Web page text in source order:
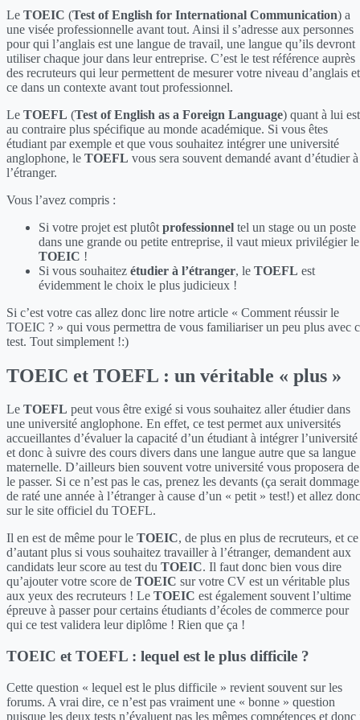
Le TOEIC (Test of English for International Communication) a
une visée professionnelle avant tout. Ainsi il s’adresse aux personnes
pour qui l’anglais est une langue de travail, une langue qu’ils devront
utiliser chaque jour dans leur entreprise. C’est le test référence auprès
des recruteurs qui leur permettent de mesurer votre niveau d’anglais et
ce dans un contexte avant tout professionnel.
Le TOEFL (Test of English as a Foreign Language) quant à lui est
au contraire plus spécifique au monde académique. Si vous êtes
étudiant par exemple et que vous souhaitez intégrer une université
anglophone, le TOEFL vous sera souvent demandé avant d’étudier à
l’étranger.
Vous l’avez compris :
Si votre projet est plutôt professionnel tel un stage ou un poste
dans une grande ou petite entreprise, il vaut mieux privilégier le
TOEIC !
Si vous souhaitez étudier à l’étranger, le TOEFL est
évidemment le choix le plus judicieux !
Si c’est votre cas allez donc lire notre article « Comment réussir le
TOEIC ? » qui vous permettra de vous familiariser un peu plus avec
test. Tout simplement !:)
TOEIC et TOEFL : un véritable « plus »
Le TOEFL peut vous être exigé si vous souhaitez aller étudier dans
une université anglophone. En effet, ce test permet aux universités
accueillantes d’évaluer la capacité d’un étudiant à intégrer l’université
et donc à suivre des cours divers dans une langue autre que sa langue
maternelle. D’ailleurs bien souvent votre université vous proposera de
le passer. Si ce n’est pas le cas, prenez les devants (ça serait dommage
de raté une année à l’étranger à cause d’un « petit » test!) et allez donc
sur le site officiel du TOEFL.
Il en est de même pour le TOEIC, de plus en plus de recruteurs, et ce
d’autant plus si vous souhaitez travailler à l’étranger, demandent aux
candidats leur score au test du TOEIC. Il faut donc bien vous dire
qu’ajouter votre score de TOEIC sur votre CV est un véritable plus
aux yeux des recruteurs ! Le TOEIC est également souvent l’ultime
épreuve à passer pour certains étudiants d’écoles de commerce pour
qui ce test validera leur diplôme ! Rien que ça !
TOEIC et TOEFL : lequel est le plus difficile ?
Cette question « lequel est le plus difficile » revient souvent sur les
forums. A vrai dire, ce n’est pas vraiment une « bonne » question
puisque les deux tests n’évaluent pas les mêmes compétences et donc